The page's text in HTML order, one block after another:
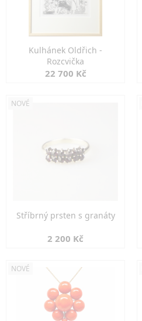
Kulhánek Oldřich -
Rozcvička
22 700 Kč
NOVÉ
Stříbrný prsten s granáty
2 200 Kč
NOVÉ